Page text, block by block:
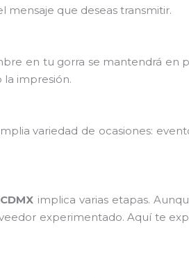
mensaje que deseas transmitir.
en tu gorra se mantendrá en
la impresión.
variedad de ocasiones:
implica varias etapas.
experimentado. Aquí te